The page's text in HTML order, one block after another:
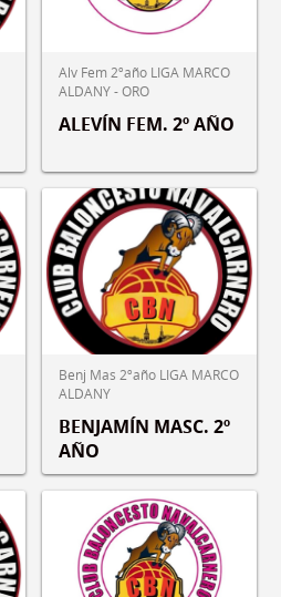
Alv Fem 2ºaño LIGA MARCO
ALDANY - ORO
ALEVÍN FEM. 2º AÑO
Benj Mas 2ºaño LIGA MARCO
ALDANY
BENJAMÍN MASC. 2º
AÑO